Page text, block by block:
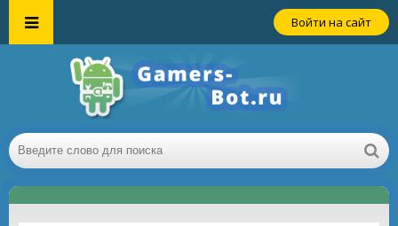
Войти на сайт